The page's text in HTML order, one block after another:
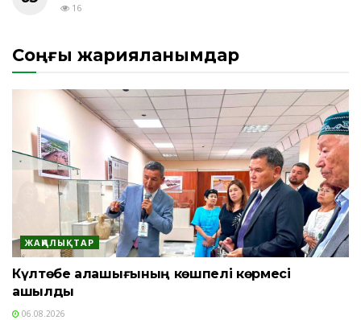
16
Соңғы жарияланымдар
ЖАҢАЛЫҚТАР
Күлтөбе қалашығының көшпелі көрмесі
ашылды
06.08.2026